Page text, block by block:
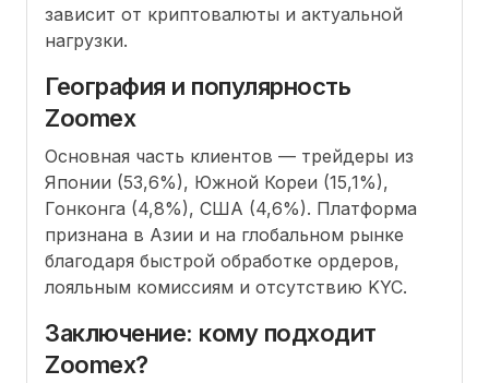
зависит от криптовалюты и актуальной
нагрузки.
География и популярность
Zoomex
Основная часть клиентов — трейдеры из
Японии (53,6%), Южной Кореи (15,1%),
Гонконга (4,8%), США (4,6%). Платформа
признана в Азии и на глобальном рынке
благодаря быстрой обработке ордеров,
лояльным комиссиям и отсутствию KYC.
Заключение: кому подходит
Zoomex?